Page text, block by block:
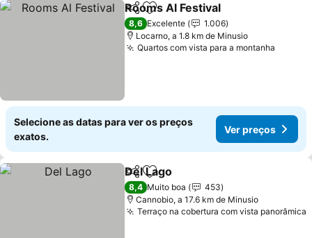
PartilharAdicionar aos favoritos
Rooms Al Festival
8,6 Excelente
1.006
Locarno, a 1.8 km de Minusio
Quartos com vista para a montanha
Selecione as datas para ver os preços
exatos.
Ver preços
PartilharAdicionar aos favoritos
Del Lago
8,4 Muito boa
453
Cannobio, a 17.6 km de Minusio
Terraço na cobertura com vista panorâmica